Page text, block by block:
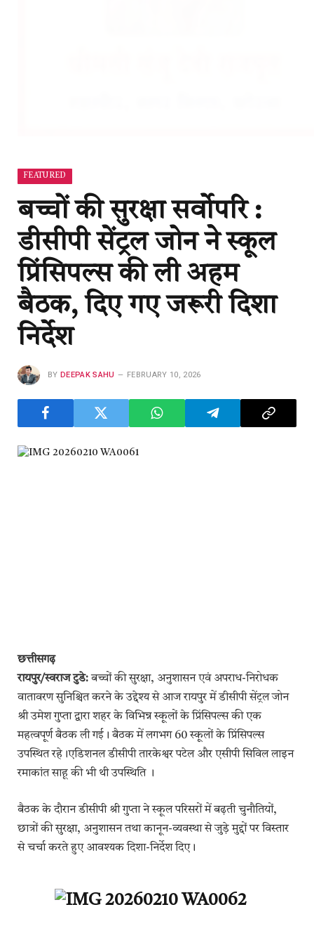
FEATURED
बच्चों की सुरक्षा सर्वोपरि :
डीसीपी सेंट्रल जोन ने स्कूल
प्रिंसिपल्स की ली अहम
बैठक, दिए गए जरूरी दिशा
निर्देश
BY DEEPAK SAHU FEBRUARY 10, 2026
छत्तीसगढ़
रायपुर/स्वराज टुडे:बच्चों की सुरक्षा, अनुशासन एवं अपराध-निरोधक
वातावरण सुनिश्चित करने के उद्देश्य से आज रायपुर में डीसीपी सेंट्रल जोन
श्री उमेश गुप्ता द्वारा शहर के विभिन्न स्कूलों के प्रिंसिपल्स की एक
महत्वपूर्ण बैठक ली गई। बैठक में लगभग 60 स्कूलों के प्रिंसिपल्स
उपस्थित रहे।एडिशनल डीसीपी तारकेश्वर पटेल और एसीपी सिविल लाइन
रमाकांत साहू की भी थी उपस्थिति ।
बैठक के दौरान डीसीपी श्री गुप्ता ने स्कूल परिसरों में बढ़ती चुनौतियों,
छात्रों की सुरक्षा, अनुशासन तथा कानून-व्यवस्था से जुड़े मुद्दों पर विस्तार
से चर्चा करते हुए आवश्यक दिशा-निर्देश दिए।